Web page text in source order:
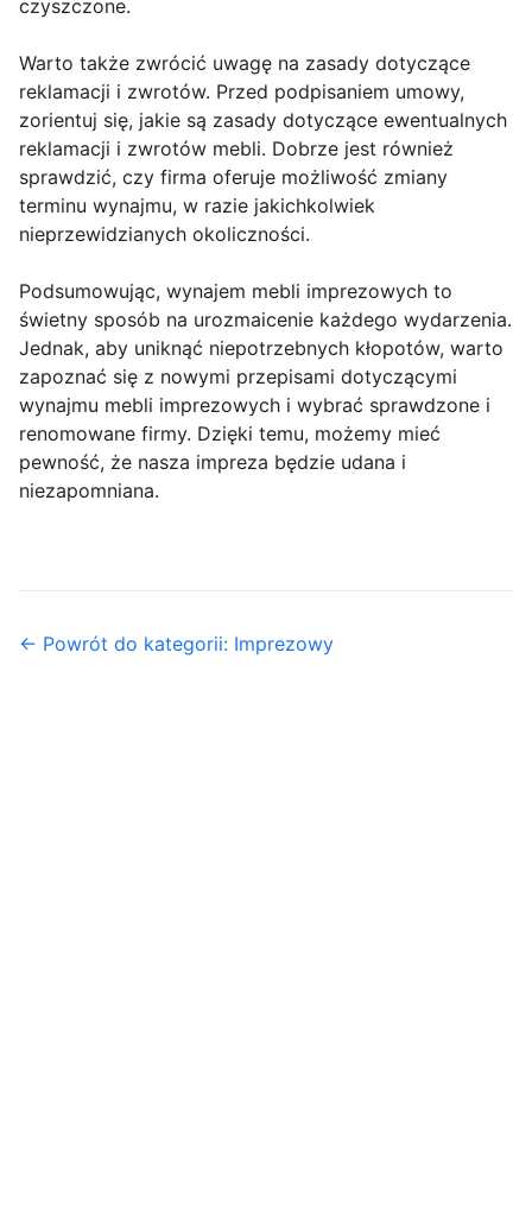
czyszczone.
Warto także zwrócić uwagę na zasady dotyczące
reklamacji i zwrotów. Przed podpisaniem umowy,
zorientuj się, jakie są zasady dotyczące ewentualnych
reklamacji i zwrotów mebli. Dobrze jest również
sprawdzić, czy firma oferuje możliwość zmiany
terminu wynajmu, w razie jakichkolwiek
nieprzewidzianych okoliczności.
Podsumowując, wynajem mebli imprezowych to
świetny sposób na urozmaicenie każdego wydarzenia.
Jednak, aby uniknąć niepotrzebnych kłopotów, warto
zapoznać się z nowymi przepisami dotyczącymi
wynajmu mebli imprezowych i wybrać sprawdzone i
renomowane firmy. Dzięki temu, możemy mieć
pewność, że nasza impreza będzie udana i
niezapomniana.
← Powrót do kategorii: Imprezowy